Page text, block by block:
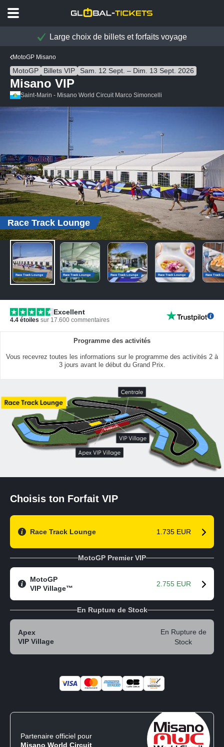
Large choix de billets et forfaits voyage
MotoGP Misano
MotoGP Billets VIP Sam. 12 Sept. – Dim. 13 Sept. 2026
Misano VIP
Saint-Marin - Misano World Circuit Marco Simoncelli
Race Track Lounge
Race Track Lounge Race Track Lounge Race Track Lounge Race Track Lounge Race Track
Excellent
4.4 étoiles sur 17.600 commentaires
Programme des activités
Vous recevrez toutes les informations sur le programme des activités 2 à
3 jours avant le début du Grand Prix.
Choisis ton Forfait VIP
Race Track Lounge 1.735 EUR
MotoGP Premier VIP
MotoGP
VIP Village™
2.755 EUR
En Rupture de Stock
Apex
VIP Village
En Rupture de
Stock
Partenaire officiel pour
Misano World Circuit